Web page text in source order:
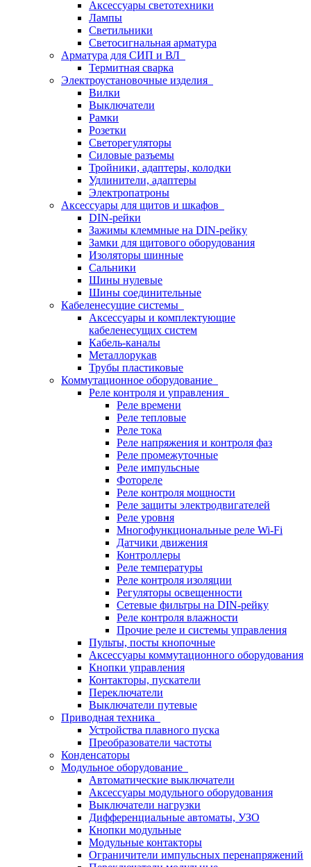
Аксессуары светотехники
Лампы
Светильники
Светосигнальная арматура
Арматура для СИП и ВЛ
Термитная сварка
Электроустановочные изделия
Вилки
Выключатели
Рамки
Розетки
Светорегуляторы
Силовые разъемы
Тройники, адаптеры, колодки
Удлинители, адаптеры
Электропатроны
Аксессуары для щитов и шкафов
DIN-рейки
Зажимы клеммные на DIN-рейку
Замки для щитового оборудования
Изоляторы шинные
Сальники
Шины нулевые
Шины соединительные
Кабеленесущие системы
Аксессуары и комплектующие
кабеленесущих систем
Кабель-каналы
Металлорукав
Трубы пластиковые
Коммутационное оборудование
Реле контроля и управления
Реле времени
Реле тепловые
Реле тока
Реле напряжения и контроля фаз
Реле промежуточные
Реле импульсные
Фотореле
Реле контроля мощности
Реле защиты электродвигателей
Реле уровня
Многофункциональные реле Wi-Fi
Датчики движения
Контроллеры
Реле температуры
Реле контроля изоляции
Регуляторы освещенности
Сетевые фильтры на DIN-рейку
Реле контроля влажности
Прочие реле и системы управления
Пульты, посты кнопочные
Аксессуары коммутационного оборудования
Кнопки управления
Контакторы, пускатели
Переключатели
Выключатели путевые
Приводная техника
Устройства плавного пуска
Преобразователи частоты
Конденсаторы
Модульное оборудование
Автоматические выключатели
Аксессуары модульного оборудования
Выключатели нагрузки
Дифференциальные автоматы, УЗО
Кнопки модульные
Модульные контакторы
Ограничители импульсных перенапряжений